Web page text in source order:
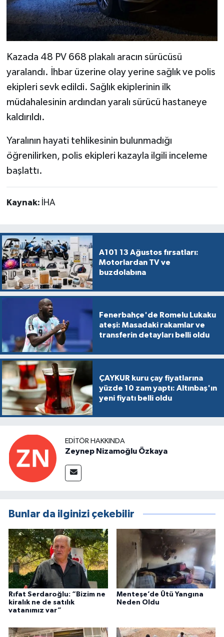
Kazada 48 PV 668 plakalı aracın sürücüsü
yaralandı. İhbar üzerine olay yerine sağlık ve polis
ekipleri sevk edildi. Sağlık ekiplerinin ilk
müdahalesinin ardından yaralı sürücü hastaneye
kaldırıldı.
Yaralının hayati tehlikesinin bulunmadığı
öğrenilirken, polis ekipleri kazayla ilgili inceleme
başlattı.
Kaynak: İHA
A101 13 Ağustos fırsatları:
Motorlardan TV ve
buzdolabına
Fenerbahçe'de Romelu Lukaku
ateşi: Masadaki rakamlar ve
transferin detayları belli oldu
ÇAYKUR kuru çay fiyatlarına
yüzde 10 zam yaptı: Altınbaş'ın
yeni fiyatı belli oldu
EDITÖR HAKKINDA
Zeynep Nizamoğlu Özkaya
Bunlar da ilginizi çekebilir
Rıfat Serdaroğlu: “Bizim ne
kiralık ne de satılık
vatanımız var”
Menteşe’de Ütü Yangına
Neden Oldu